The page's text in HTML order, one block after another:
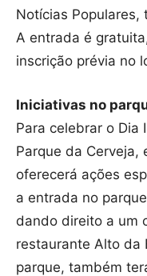
Notícias Populares,
A entrada é
inscrição prévia no
Iniciativas no
Para celebrar o Dia
Parque da Cerveja,
oferecerá ações
a entrada no
dando direito a um
restaurante Alto da
parque, também